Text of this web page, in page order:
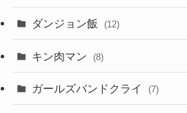
ダンジョン飯 (12)
キン肉マン (8)
ガールズバンドクライ (7)